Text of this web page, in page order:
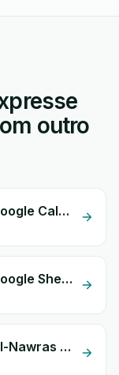
outro
Livreego Expresse + Google Calendar
Livreego Expresse + Google Sheets
Livreego Expresse + Al-Nawras (Nawris)